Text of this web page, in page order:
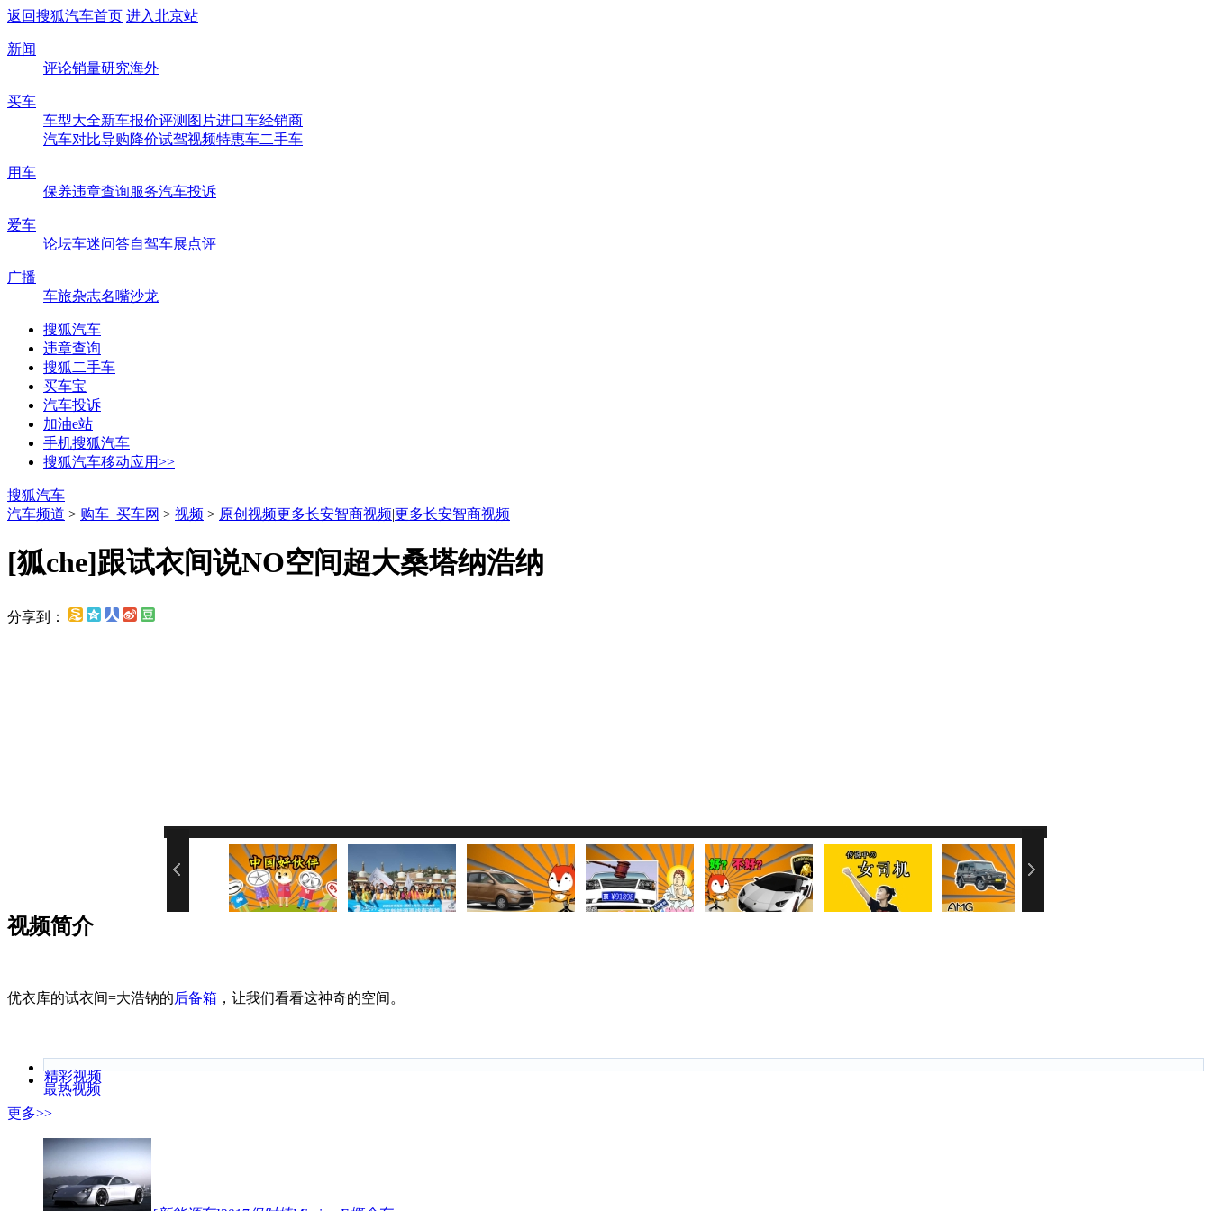
返回搜狐汽车首页 进入北京站
新闻
评论销量研究海外
买车
车型大全新车报价评测 图片进口车经销商
汽车对比导购降价试驾视频特惠车二手车
用车
保养违章查询服务汽车投诉
爱车
论坛车迷问答自驾车展点评
广播
车旅杂志名嘴沙龙
搜狐汽车
违章查询
搜狐二手车
买车宝
汽车投诉
加油e站
手机搜狐汽车
搜狐汽车移动应用>>
搜狐汽车
汽车频道 > 购车_买车网 > 视频 > 原创视频更多长安智商视频|更多长安智商视频
[狐che]跟试衣间说NO空间超大桑塔纳浩纳
分享到：
视频简介
优衣库的试衣间=大浩钠的后备箱 ，让我们看看这神奇的空间。
精彩视频
最热视频
更多>>